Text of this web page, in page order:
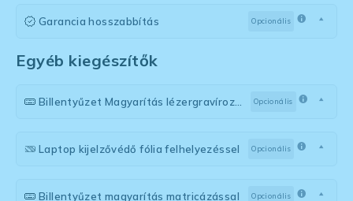
Garancia hosszabbítás Opcionális
Egyéb kiegészítők
Billentyűzet Magyarítás lézergravírozással Opcionális
Laptop kijelzővédő fólia felhelyezéssel Opcionális
Billentyűzet magyarítás matricázással Opcionális